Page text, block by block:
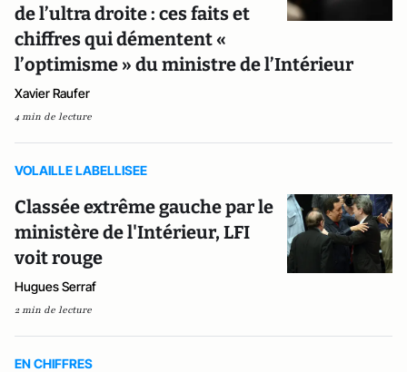
de l’ultra droite : ces faits et
chiffres qui démentent «
l’optimisme » du ministre de l’Intérieur
Xavier Raufer
4 min de lecture
VOLAILLE LABELLISEE
Classée extrême gauche par le
ministère de l'Intérieur, LFI
voit rouge
Hugues Serraf
2 min de lecture
EN CHIFFRES